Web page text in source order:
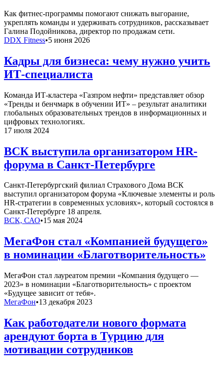
Как фитнес-программы помогают снижать выгорание,
укреплять команды и удерживать сотрудников, рассказывает
Галина Подойникова, директор по продажам сети.
DDX Fitness•5 июня 2026
Кадры для бизнеса: чему нужно учить
ИТ-специалиста
Команда ИТ-кластера «Газпром нефти» представляет обзор
«Тренды и бенчмарк в обучении ИТ» – результат аналитики
глобальных образовательных трендов в информационных и
цифровых технологиях.
17 июля 2024
ВСК выступила организатором HR-
форума в Санкт-Петербурге
Санкт-Петербургский филиал Страхового Дома ВСК
выступил организатором форума «Ключевые элементы и роль
HR-стратегии в современных условиях», который состоялся в
Санкт-Петербурге 18 апреля.
ВСК, САО•15 мая 2024
МегаФон стал «Компанией будущего»
в номинации «Благотворительность»
МегаФон стал лауреатом премии «Компания будущего —
2023» в номинации «Благотворительность» с проектом
«Будущее зависит от тебя».
МегаФон•13 декабря 2023
Как работодатели нового формата
арендуют борта в Турцию для
мотивации сотрудников